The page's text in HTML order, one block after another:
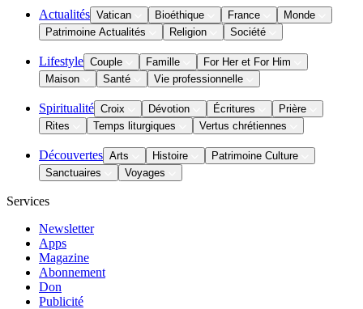
Actualités Vatican Bioéthique France
Monde
Patrimoine Actualités
Religion Société
Lifestyle Couple Famille
For Her et For Him
Maison
Santé Vie professionnelle
Spiritualité Croix Dévotion Écritures
Prière
Rites
Temps liturgiques Vertus chrétiennes
Découvertes Arts Histoire
Patrimoine Culture
Sanctuaires
Voyages
Services
Newsletter
Apps
Magazine
Abonnement
Don
Publicité